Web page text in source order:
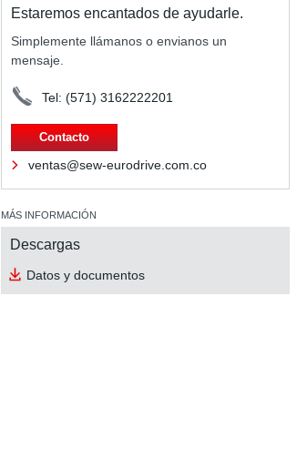
Estaremos encantados de ayudarle.
Simplemente llámanos o envianos un
mensaje.
Tel: (571) 3162222201
Contacto
ventas@sew-eurodrive.com.co
MÁS INFORMACIÓN
Descargas
Datos y documentos